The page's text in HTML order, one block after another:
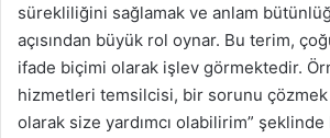
sürekliliğini sağlamak ve anlam
açısından büyük rol oynar. Bu terim,
ifade biçimi olarak işlev görmektedir.
hizmetleri temsilcisi, bir sorunu
olarak size yardımcı olabilirim” şeklinde